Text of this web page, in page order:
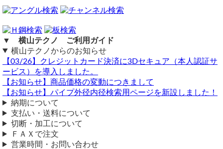
とお進みください。
ご注文メール返信にて送料・振込先等をご連絡いたします。
自動計算フォームでの試算ができない場合や複雑な加工を伴
う品の場合は、メールフォーム（見積依頼・注文依頼）より
お問い合わせください。
ク
シャーリング切断の場合、細幅切断時にねじれ・反りが生じ
ますのでご注意ください。
同サイズまとめ買いで多数同時注文割引適用！
ら>>
⇒ 鉄エキスパンドメタル 定寸販売
⇒ 亜鉛メッキエキスパンドメタル 切り売り
⇒ アルミ エキスパンドメタル 切り売り
⇒ ステンレス エキスパンドメタル 切り売り
▼ 横山テクノ ご利用ガイド
横山テクノからのお知らせ
【03/26】クレジットカード決済に3Dセキュア（本人認証サ
ービス）を導入しました。
【お知らせ】商品価格の変動につきまして
【お知らせ】パイプ外径内径検索用ページを新設しました！
納期について
支払い・送料について
切断・加工について
ＦＡＸで注文
営業時間・お問い合わせ